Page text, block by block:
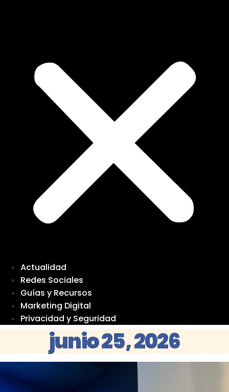
Actualidad
Redes Sociales
Guías y Recursos
Marketing Digital
Privacidad y Seguridad
junio 25, 2026